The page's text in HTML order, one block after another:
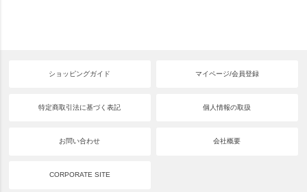
ショッピングガイド マイページ/会員登録
特定商取引法に基づく表記 個人情報の取扱
お問い合わせ 会社概要
CORPORATE SITE